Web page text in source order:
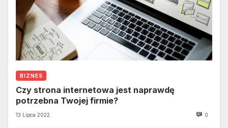
BIZNES
Czy strona internetowa jest naprawdę
potrzebna Twojej firmie?
13 Lipca 2022 0